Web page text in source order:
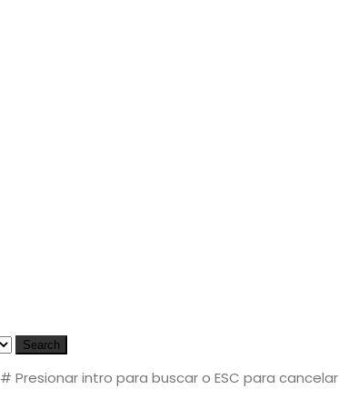
Search
# Presionar intro para buscar o ESC para cancelar